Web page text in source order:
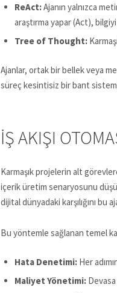
ReAct:Ajanın yalnızca
araştırma yapar (Act),
Tree of Thought:
Ajanlar, ortak bir bellek veya
süreç kesintisiz bir bant
İŞ AKIŞI
Karmaşık projelerin alt
içerik üretim senaryosunu
dijital dünyadaki karşılığını bu
Bu yöntemle sağlanan temel
Hata Denetimi:Her
Maliyet Yönetimi:Devasa